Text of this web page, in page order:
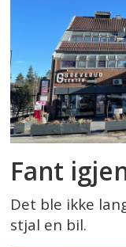
Fant
Det ble ikke
stjal en bil.